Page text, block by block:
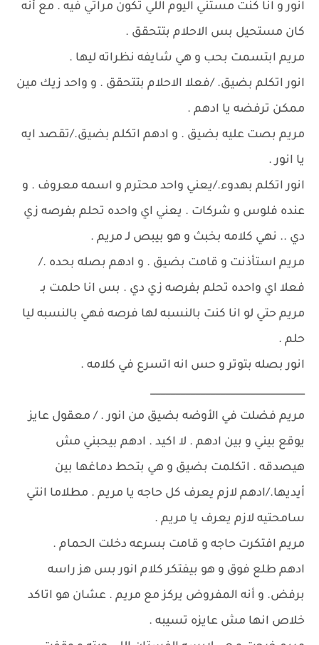
انور و انا كنت مستني اليوم اللي تكون مراتي فيه . مع أنه
كان مستحيل بس الاحلام بتتحقق .
مريم ابتسمت بحب و هي شايفه نظراته ليها .
انور اتكلم بضيق. /فعلا الاحلام بتتحقق . و واحد زيك مين
ممكن ترفضه يا ادهم .
مريم بصت عليه بضيق . و ادهم اتكلم بضيق./تقصد ايه
يا انور .
انور اتكلم بهدوء./يعني واحد محترم و اسمه معروف . و
عنده فلوس و شركات . يعني اي واحده تحلم بفرصه زي
دي .. نهي كلامه بخبث و هو بيبص لـ مريم .
مريم استأذنت و قامت بضيق . و ادهم بصله بحده ./
فعلا اي واحده تحلم بفرصه زي دي . بس انا حلمت بـ
مريم حتي لو انا كنت بالنسبه لها فرصه فهي بالنسبه ليا
حلم .
انور بصله بتوتر و حس انه اتسرع في كلامه .
_______________________________
مريم فضلت في الأوضه بضيق من انور . / معقول عايز
يوقع بيني و بين ادهم . لا اكيد . ادهم بيحبني مش
هيصدقه . اتكلمت بضيق و هي بتحط دماغها بين
أيديها./ادهم لازم يعرف كل حاجه يا مريم . مطلاما انتي
سامحتيه لازم يعرف يا مريم .
مريم افتكرت حاجه و قامت بسرعه دخلت الحمام .
ادهم طلع فوق و هو بيفتكر كلام انور بس هز راسه
برفض. و أنه المفروض يركز مع مريم . عشان هو اتاكد
خلاص انها مش عايزه تسيبه .